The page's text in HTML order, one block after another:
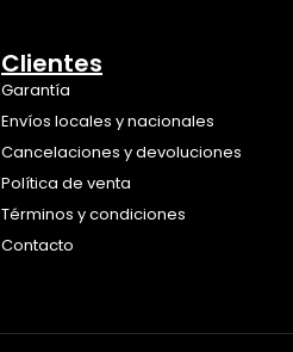
Clientes
Garantía
Envíos locales y nacionales
Cancelaciones y devoluciones
Política de venta
Términos y condiciones
Contacto